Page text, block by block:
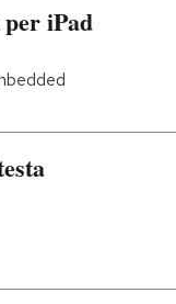
iPad